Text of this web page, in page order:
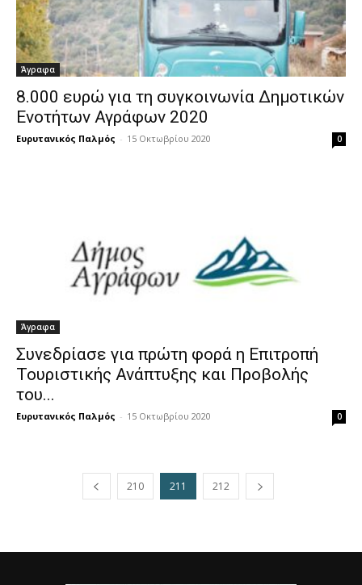
Άγραφα
8.000 ευρώ για τη συγκοινωνία Δημοτικών
Ενοτήτων Αγράφων 2020
Ευρυτανικός Παλμός - 15 Οκτωβρίου 2020 0
Άγραφα
Συνεδρίασε για πρώτη φορά η Επιτροπή
Τουριστικής Ανάπτυξης και Προβολής
του...
Ευρυτανικός Παλμός - 15 Οκτωβρίου 2020 0
210 211 212